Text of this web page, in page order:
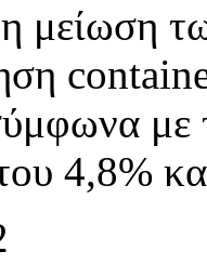
μείωση
4,8%